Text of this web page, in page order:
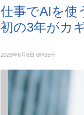
仕事でAIを使
初の3年がカ
2026年6月8日 6時55分